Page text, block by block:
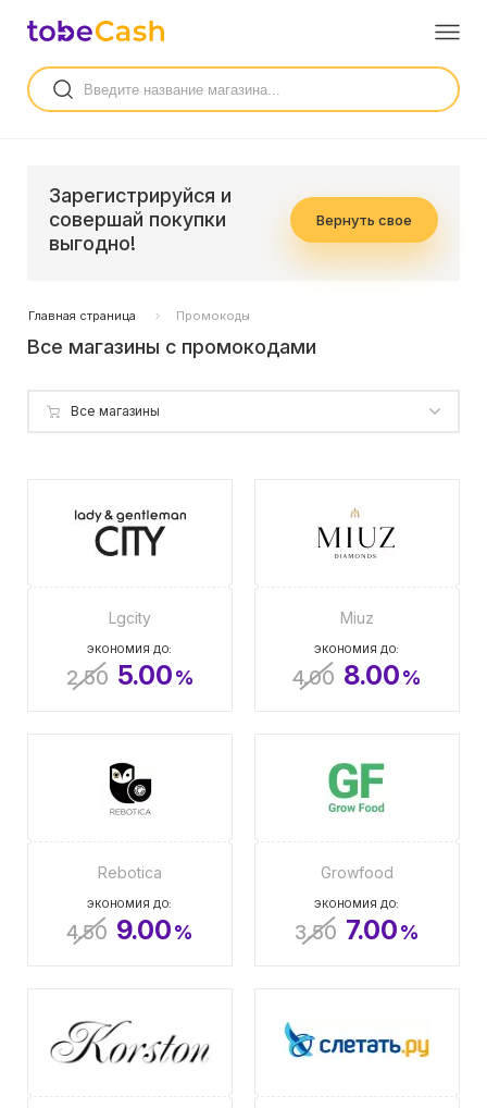
Зарегистрируйся и
совершай покупки
выгодно!
Вернуть свое
Главная страница Промокоды
Все магазины с промокодами
Все магазины
Lgcity
ЭКОНОМИЯ ДО:
2.50 5.00%
Miuz
ЭКОНОМИЯ ДО:
4.00 8.00%
Rebotica
ЭКОНОМИЯ ДО:
4.50 9.00%
Growfood
ЭКОНОМИЯ ДО:
3.50 7.00%